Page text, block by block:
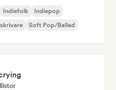
Indiefolk
Indiepop
Soft Pop/Ballad